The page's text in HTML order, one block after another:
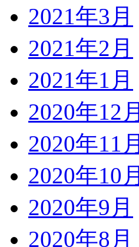
2021年3月
2021年2月
2021年1月
2020年12月
2020年11月
2020年10月
2020年9月
2020年8月